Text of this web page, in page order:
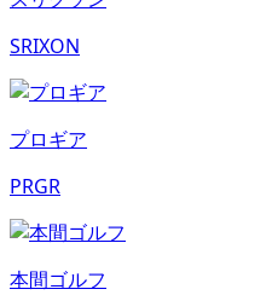
SRIXON
プロギア
PRGR
本間ゴルフ